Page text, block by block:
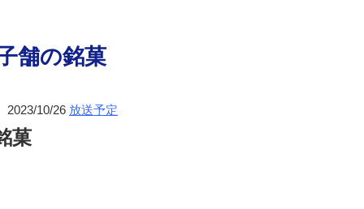
舗の銘菓
2023/10/26 放送予定
菓